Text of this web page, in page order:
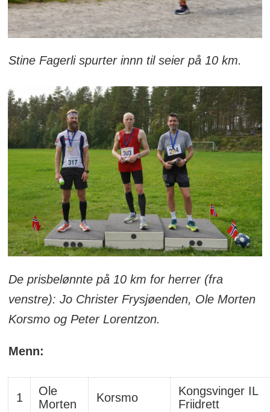
Stine Fagerli spurter innn til seier på 10 km.
De prisbelønnte på 10 km for herrer (fra
venstre): Jo Christer Frysjøenden, Ole Morten
Korsmo og Peter Lorentzon.
Menn:
1
Ole
Morten
Korsmo
Kongsvinger IL
Friidrett